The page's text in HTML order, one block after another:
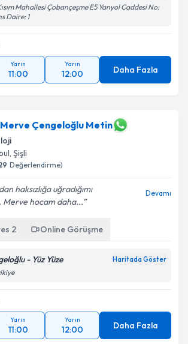
Mahallesi Çobançeşme E5 Yanyol Caddesi No:
Daire: 1
Yarın
11:00
Yarın
12:00 Daha Fazla
Çengeloğlu Metin
, Şişli
Değerlendirme)
haksızlığa uğradığımı
Merve hocam daha...
Devamı
2 Online Görüşme
- Yüz Yüze Haritada Göster
Yarın
11:00
Yarın
12:00 Daha Fazla